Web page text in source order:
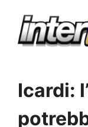
Icardi: